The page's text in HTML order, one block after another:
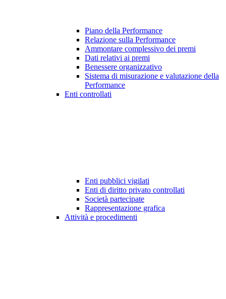
Piano della Performance
Relazione sulla Performance
Ammontare complessivo dei premi
Dati relativi ai premi
Benessere organizzativo
Sistema di misurazione e valutazione della
Performance
Enti controllati
Enti pubblici vigilati
Enti di diritto privato controllati
Società partecipate
Rappresentazione grafica
Attività e procedimenti